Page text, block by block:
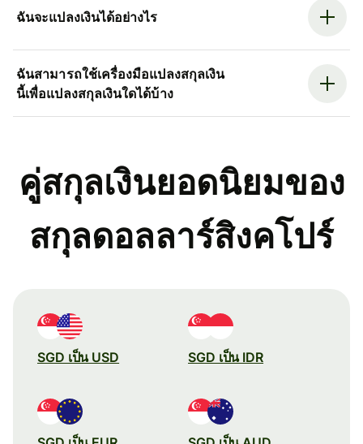
ฉันจะแปลงเงินได้อย่างไร
ฉันสามารถใช้เครื่องมือแปลงสกุลเงิน
นี้เพื่อแปลงสกุลเงินใดได้บ้าง
คู่สกุลเงินยอดนิยมของ
สกุลดอลลาร์สิงคโปร์
SGD เป็น USD SGD เป็น IDR